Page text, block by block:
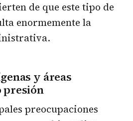
de que este tipo de
enormemente la
y áreas
presión
preocupaciones